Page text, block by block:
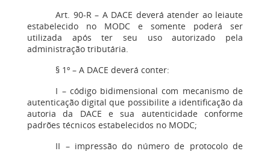
Art. 90-R – A DACE deverá atender ao leiaute
estabelecido no MODC e somente poderá ser
utilizada após ter seu uso autorizado pela
administração tributária.
§ 1º – A DACE deverá conter:
I – código bidimensional com mecanismo de
autenticação digital que possibilite a identificação da
autoria da DACE e sua autenticidade conforme
padrões técnicos estabelecidos no MODC;
II – impressão do número de protocolo de